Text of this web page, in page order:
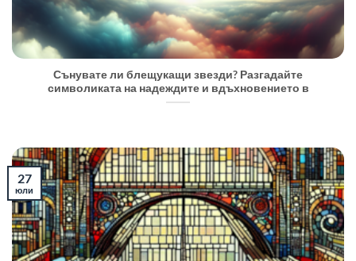
Сънувате ли блещукащи звезди? Разгадайте
символиката на надеждите и вдъхновението в
27
юли